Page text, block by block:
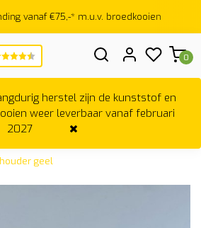
vanaf €75,-* m.u.v. broedkooien
0
herstel zijn de kunststof en
weer leverbaar vanaf februari
2027
geel